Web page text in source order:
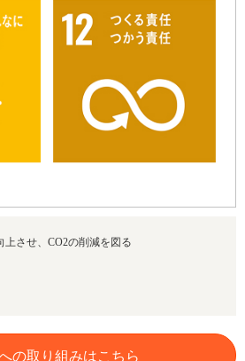
上させ、CO2の削減を図る
の取り組みはこちら